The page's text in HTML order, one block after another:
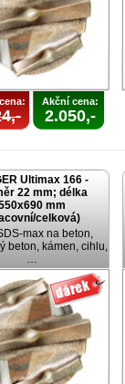
Akční cena:
2.050,-
Ultimax 166 -
22 mm; délka
mm
celková)
max na beton,
beton, kámen, cihlu,
…